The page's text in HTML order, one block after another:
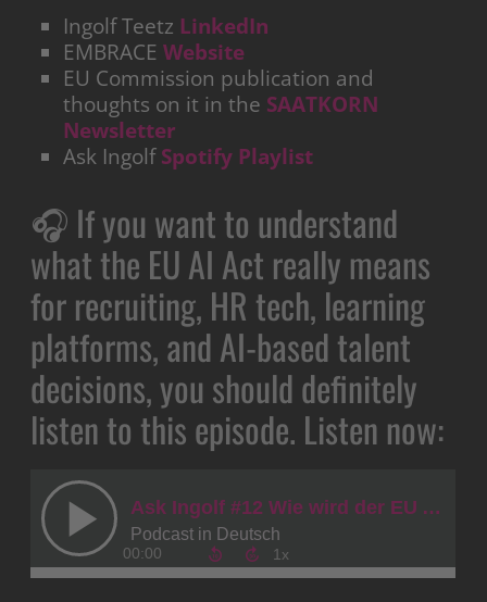
Ingolf Teetz LinkedIn
EMBRACEWebsite
EU Commission publication and
thoughts on it in the SAATKORN
Newsletter
Ask IngolfSpotify Playlist
🎧 If you want to understand
what the EU AI Act really means
for recruiting, HR tech, learning
platforms, and AI-based talent
decisions, you should definitely
listen to this episode. Listen now: